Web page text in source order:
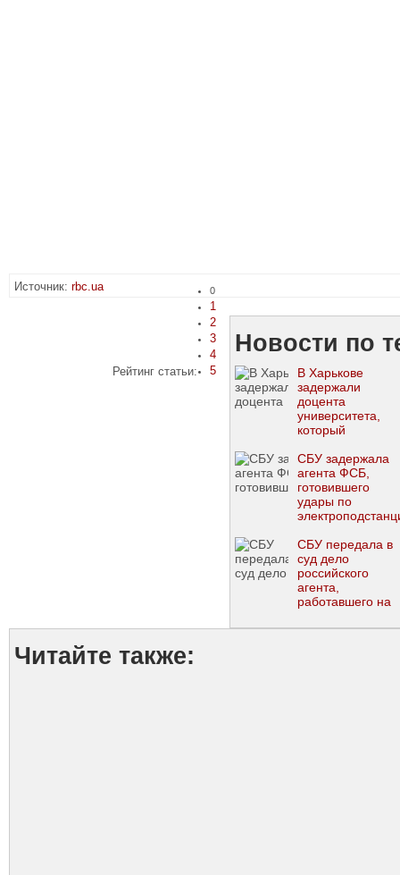
Источник: rbc.ua
Рейтинг статьи:
0
1
2
3
4
5
Новости по
В Харькове
задержали
доцента
университета,
который
удары РФ по
городу
СБУ задержала
агента ФСБ,
готовившего
удары по
Украины
СБУ передала в
суд дело
российского
агента,
работавшего на
Читайте также: